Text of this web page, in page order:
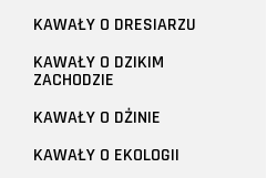
KAWAŁY O DRESIARZU
KAWAŁY O DZIKIM
ZACHODZIE
KAWAŁY O DŻINIE
KAWAŁY O EKOLOGII